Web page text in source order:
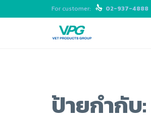
For customer:  02-937-4888
ป้ายกำกับ: